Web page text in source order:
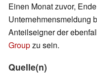
Einen Monat zuvor,
Unternehmensmeldung
Anteilseigner der
Groupzu sein.
Quelle(n)